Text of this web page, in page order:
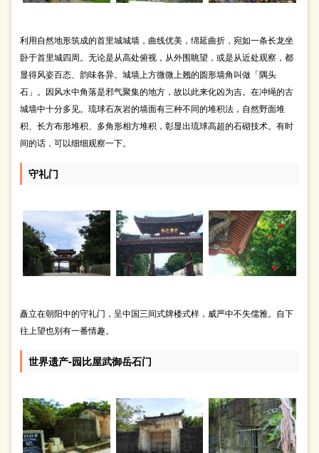
利用自然地形筑成的首里城城墙，曲线优美，绵延曲折，宛如一条长龙坐
卧于首里城四周。无论是从高处俯视，从外围眺望，或是从近处观察，都
显得风姿百态、韵味各异。城墙上方微微上翘的圆形墙角叫做「隅头
石」。因风水中角落是邪气聚集的地方，故以此来化凶为吉。在冲绳的古
城墙中十分多见。琉球石灰岩的墙面有三种不同的堆积法，自然野面堆
积、长方布形堆积、多角形相方堆积，彰显出琉球高超的石砌技术。有时
间的话，可以细细观察一下。
守礼门
矗立在朝阳中的守礼门，呈中国三间式牌楼式样，威严中不失儒雅。自下
往上望也别有一番情趣。
世界遗产-园比屋武御岳石门